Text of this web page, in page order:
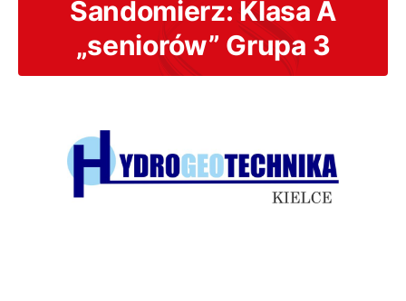
Sandomierz: Klasa A
„seniorów” Grupa 3